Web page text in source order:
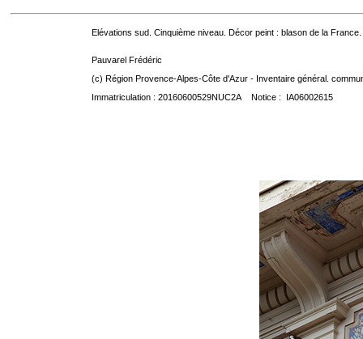
Elévations sud. Cinquième niveau. Décor peint : blason de la France.
Pauvarel Frédéric
(c) Région Provence-Alpes-Côte d'Azur - Inventaire général.
Immatriculation : 20160600529NUC2A Notice : IA06002615